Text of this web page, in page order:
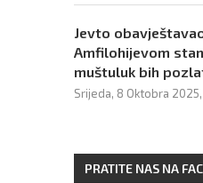
Jevto
Amfilohijevom
muštuluk bih
Srijeda, 8 Oktobra 2025,
PRATITE NAS NA